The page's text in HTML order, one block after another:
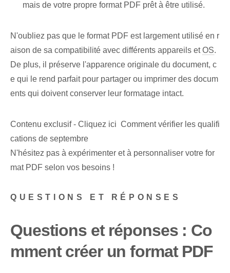
mais de votre propre format PDF prêt à être utilisé.
N'oubliez pas que le format PDF est largement utilisé en r
aison de sa compatibilité avec différents appareils etOS.
De plus, il préserve l'apparence originale du document, c
e qui le rend parfait pour partager ou imprimer des docum
ents qui doivent conserver leur formatage intact.
Contenu exclusif - Cliquez ici Comment vérifier les qualifi
cations de septembre
N'hésitez pas à expérimenter et à personnaliser votre for
mat PDF selon vos besoins !
QUESTIONS ET RÉPONSES
Questions et réponses : Co
mment créer un format PDF